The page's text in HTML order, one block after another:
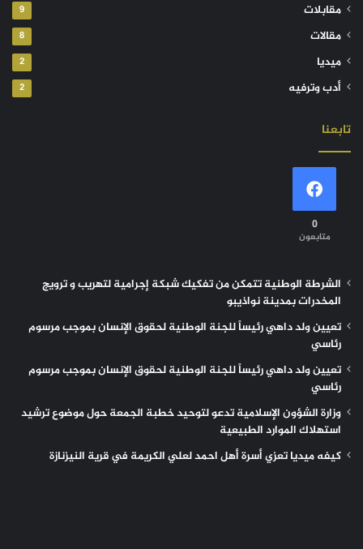
مقابلات 9
مقالات 8
ميديا 2
أدب وترفيه 2
تابعنا
0
متابعون
الشرطة الوطنية تتمكن من تفكيك شبكة إجرامية لتهريب و ترويج
المخدرات بمدينة نواذيبو
تعيين ولد داهي رئيساً للجنة الوطنية لحقوق الإنسان بموجب مرسوم
رئاسي
تعيين ولد داهي رئيساً للجنة الوطنية لحقوق الإنسان بموجب مرسوم
رئاسي
وزارة الشؤون الإسلامية تدعو لتوحيد خطبة الجمعة حول موضوع ترشيد
استهلاك الموارد الطبيعية
كيفه ميديا تعزي أسرة أهل احمد لعلي الكريمة في قرية النيزنازة